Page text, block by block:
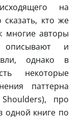
на
кто же
многие авторы
описывают и
однако в
некоторые
паттерна
про
одной книге по